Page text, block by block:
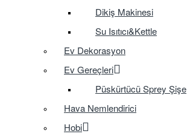
Dikiş Makinesi
Su Isıtıcı&Kettle
Ev Dekorasyon
Ev Gereçleri
Püskürtücü Sprey Şişe
Hava Nemlendirici
Hobi